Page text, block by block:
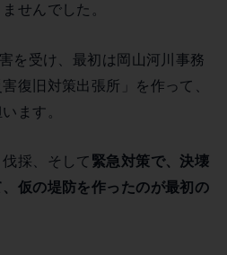
せんでした。
を受け、最初は岡山河川事務
復旧対策出張所」を作って、
ます。
採、そして 緊急対策で、決壊
仮の堤防を作ったのが最初の